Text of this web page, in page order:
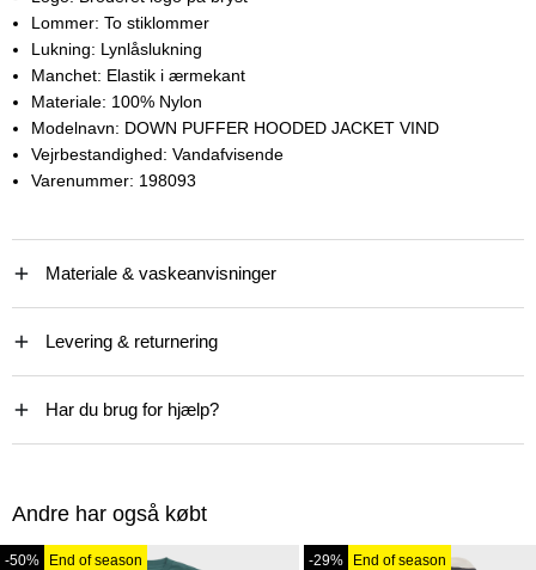
Lommer: To stiklommer
Lukning: Lynlåslukning
Manchet: Elastik i ærmekant
Materiale: 100% Nylon
Modelnavn: DOWN PUFFER HOODED JACKET VIND
Vejrbestandighed: Vandafvisende
Varenummer: 198093
Materiale & vaskeanvisninger
Levering & returnering
Har du brug for hjælp?
Andre har også købt
-50% End of season -29% End of season